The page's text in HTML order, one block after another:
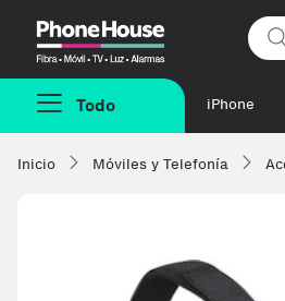
Todo iPhone
Inicio Móviles y Telefonía